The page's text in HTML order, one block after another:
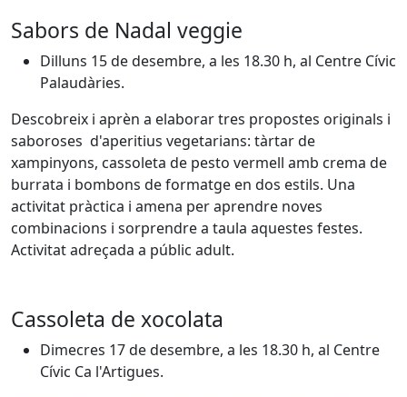
Sabors de Nadal veggie
Dilluns 15 de desembre, a les 18.30 h, al Centre Cívic
Palaudàries.
Descobreix i aprèn a elaborar tres propostes originals i
saboroses d'aperitius vegetarians: tàrtar de
xampinyons, cassoleta de pesto vermell amb crema de
burrata i bombons de formatge en dos estils. Una
activitat pràctica i amena per aprendre noves
combinacions i sorprendre a taula aquestes festes.
Activitat adreçada a públic adult.
Cassoleta de xocolata
Dimecres 17 de desembre, a les 18.30 h, al Centre
Cívic Ca l'Artigues.